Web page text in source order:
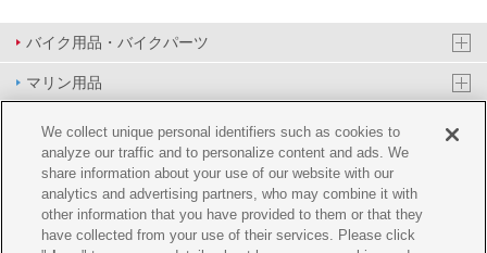
バイク用品・バイクパーツ
マリン用品
PAS/YPJ用品
その他用品
イベント&エンターテイメント
オンラインショップ
We collect unique personal identifiers such as cookies to
analyze our traffic and to personalize content and ads. We
share information about your use of our website with our
analytics and advertising partners, who may combine it with
other information that you have provided to them or that they
have collected from your use of their services. Please click